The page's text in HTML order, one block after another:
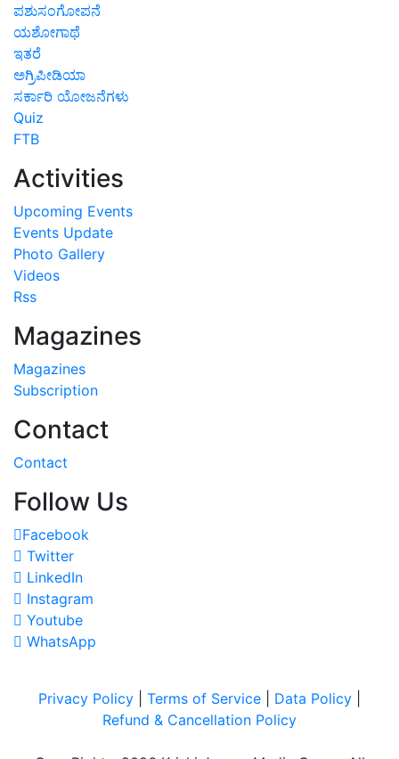
ಪಶುಸಂಗೋಪನೆ
ಯಶೋಗಾಥೆ
ಇತರೆ
ಅಗ್ರಿಪೀಡಿಯಾ
ಸರ್ಕಾರಿ ಯೋಜನೆಗಳು
Quiz
FTB
Activities
Upcoming Events
Events Update
Photo Gallery
Videos
Rss
Magazines
Magazines
Subscription
Contact
Contact
Follow Us
Facebook
Twitter
LinkedIn
Instagram
Youtube
WhatsApp
Privacy Policy Terms of Service Data Policy
Refund & Cancellation Policy